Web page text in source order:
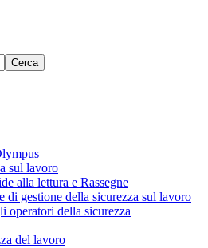
Cerca
sul lavoro
alla lettura e Rassegne
di gestione della sicurezza sul lavoro
operatori della sicurezza
del lavoro